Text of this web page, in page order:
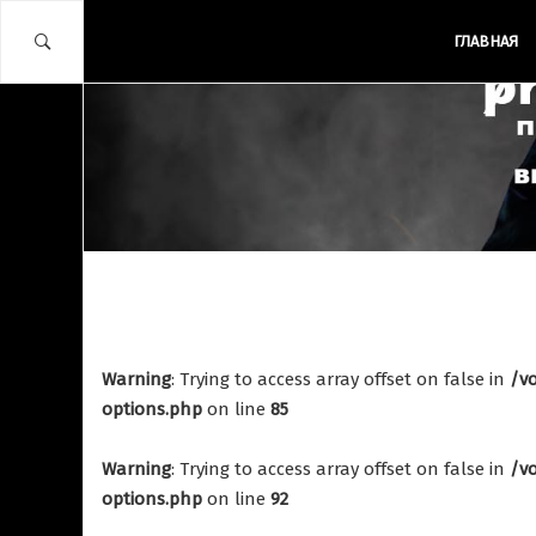
Поездки со
школой
19.07.2016 4936
ВЫЕЗДЫ КЛУБА
Чемпионат
УШУ (Кунг
ГЛАВНАЯ
Warning: Trying to access array offset on false in /
options.php on line 85
Warning: Trying to access array offset on false in /
options.php on line 92